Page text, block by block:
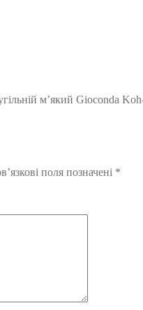
м’який Gioconda
поля позначені *